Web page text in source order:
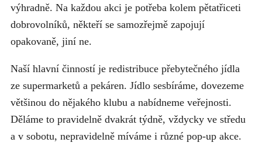
výhradně. Na každou akci je potřeba kolem pětatřiceti
dobrovolníků, někteří se samozřejmě zapojují
opakovaně, jiní ne.
Naší hlavní činností je redistribuce přebytečného jídla
ze supermarketů a pekáren. Jídlo sesbíráme, dovezeme
většinou do nějakého klubu a nabídneme veřejnosti.
Děláme to pravidelně dvakrát týdně, vždycky ve středu
a v sobotu, nepravidelně míváme i různé pop-up akce.